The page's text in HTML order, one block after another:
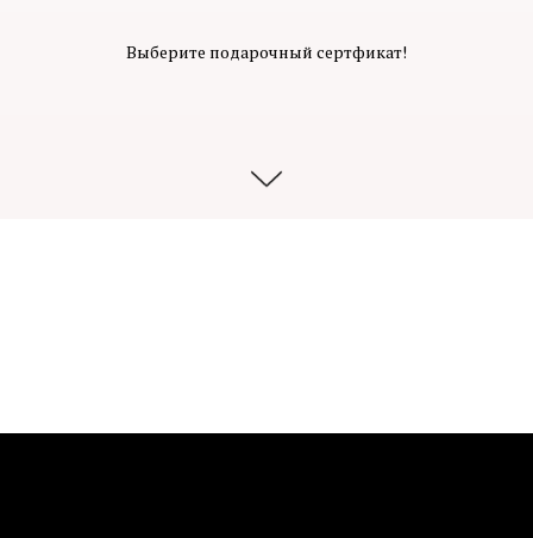
Выберите подарочный сертфикат!